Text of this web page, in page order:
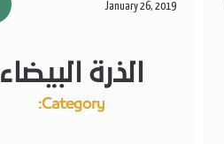
January 26, 2019
الذرة البيضاء
Category: